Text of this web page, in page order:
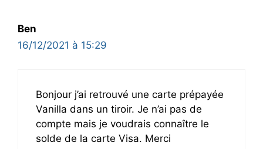
Ben
16/12/2021 à 15:29
Bonjour j’ai retrouvé une carte prépayée
Vanilla dans un tiroir. Je n’ai pas de
compte mais je voudrais connaître le
solde de la carte Visa. Merci